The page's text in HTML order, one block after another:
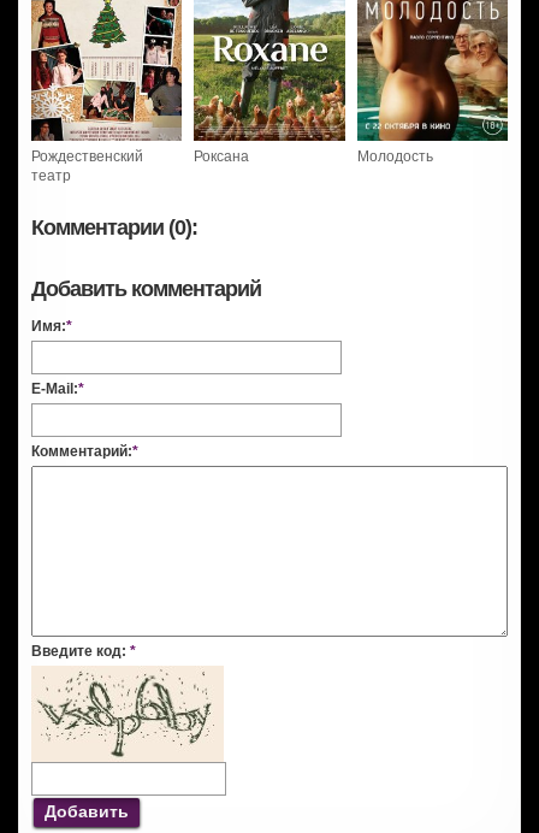
Рождественский
театр
Роксана Молодость
Комментарии (0):
Добавить комментарий
Имя:*
E-Mail:*
Комментарий:*
Введите код: *
Добавить